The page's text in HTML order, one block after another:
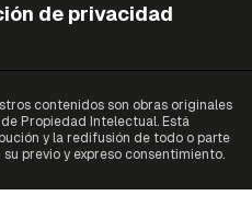
de privacidad
contenidos son obras originales
Propiedad Intelectual. Está
y la redifusión de todo o parte
previo y expreso consentimiento.